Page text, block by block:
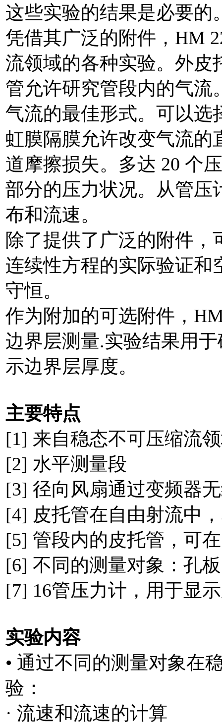
这些实验的结果是必要的
凭借其广泛的附件，HM
流领域的各种实验。外皮
管允许研究管段内的气流
气流的最佳形式。可以选
虹膜隔膜允许改变气流的
道摩擦损失。多达 20 个
部分的压力状况。从管压
布和流速。
除了提供了广泛的附件，
连续性方程的实际验证和
守恒。
作为附加的可选附件，
边界层测量.实验结果用
示边界层厚度。
主要特点
[1] 来自稳态不可压缩流
[2] 水平测量段
[3] 径向风扇通过变频器
[4] 皮托管在自由射流中
[5] 管段内的皮托管，可
[6] 不同的测量对象：孔
[7] 16管压力计，用于显
实验内容
• 通过不同的测量对象在
验：
· 流速和流速的计算